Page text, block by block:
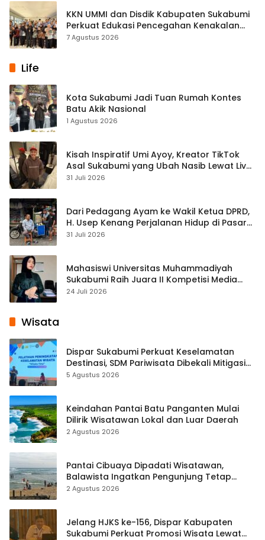
KKN UMMI dan Disdik Kabupaten Sukabumi
Perkuat Edukasi Pencegahan Kenakalan
Remaja di SMPN 2 Tegalbuleud
7 Agustus 2026
Life
Kota Sukabumi Jadi Tuan Rumah Kontes
Batu Akik Nasional
1 Agustus 2026
Kisah Inspiratif Umi Ayoy, Kreator TikTok
Asal Sukabumi yang Ubah Nasib Lewat Live
Streaming
31 Juli 2026
Dari Pedagang Ayam ke Wakil Ketua DPRD,
H. Usep Kenang Perjalanan Hidup di Pasar
Cisaat
31 Juli 2026
Mahasiswi Universitas Muhammadiyah
Sukabumi Raih Juara II Kompetisi Media
Pembelajaran Digital Tingkat Internasional
24 Juli 2026
Wisata
Dispar Sukabumi Perkuat Keselamatan
Destinasi, SDM Pariwisata Dibekali Mitigasi
hingga Teknik Evakuasi
5 Agustus 2026
Keindahan Pantai Batu Panganten Mulai
Dilirik Wisatawan Lokal dan Luar Daerah
2 Agustus 2026
Pantai Cibuaya Dipadati Wisatawan,
Balawista Ingatkan Pengunjung Tetap
Waspada
2 Agustus 2026
Jelang HJKS ke-156, Dispar Kabupaten
Sukabumi Perkuat Promosi Wisata Lewat